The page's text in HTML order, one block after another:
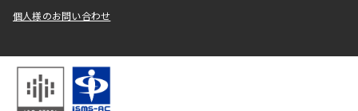
個人様のお問い合わせ